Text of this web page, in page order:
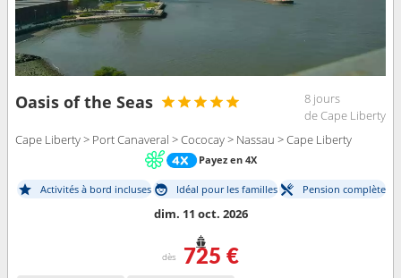
Oasis of the Seas
8 jours
de Cape Liberty
Cape Liberty > Port Canaveral > Cococay > Nassau > Cape Liberty
Payez en 4X
Activités à bord incluses Idéal pour les familles Pension complète
dim. 11 oct. 2026
dès 725 €